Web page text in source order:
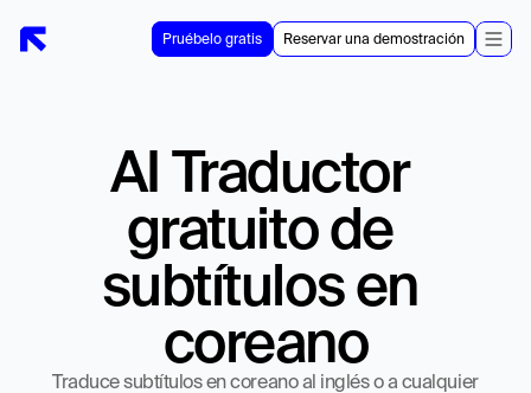
Pruébelo gratis Reservar una demostración
AI Traductor
gratuito de
subtítulos en
coreano
Traduce subtítulos en coreano al inglés o a cualquier